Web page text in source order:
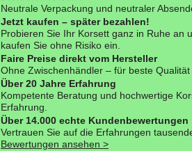
Neutrale Verpackung und neutraler
Jetzt kaufen – später bezahlen!
Probieren Sie Ihr Korsett ganz in Ruhe an
kaufen Sie ohne Risiko ein.
Faire Preise direkt vom Hersteller
Ohne Zwischenhändler – für beste Qualität
Über 20 Jahre Erfahrung
Kompetente Beratung und hochwertige
Erfahrung.
Über 14.000 echte Kundenbewertungen
Vertrauen Sie auf die Erfahrungen
Bewertungen ansehen >